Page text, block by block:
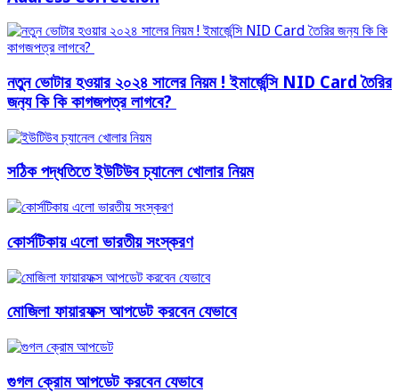
নতুন ভোটার হওয়ার ২০২৪ সালের নিয়ম ! ইমার্জেন্সি NID Card তৈরির
জন‍্য কি কি কাগজপত্র লাগবে?
সঠিক পদ্ধতিতে ইউটিউব চ্যানেল খোলার নিয়ম
কোর্সটিকায় এলো ভারতীয় সংস্করণ
মোজিলা ফায়ারফক্স আপডেট করবেন যেভাবে
গুগল ক্রোম আপডেট করবেন যেভাবে